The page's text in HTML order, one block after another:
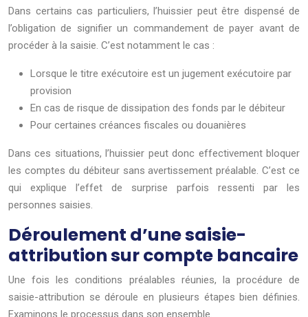
Dans certains cas particuliers, l’huissier peut être dispensé de
l’obligation de signifier un commandement de payer avant de
procéder à la saisie. C’est notamment le cas :
Lorsque le titre exécutoire est un jugement exécutoire par
provision
En cas de risque de dissipation des fonds par le débiteur
Pour certaines créances fiscales ou douanières
Dans ces situations, l’huissier peut donc effectivement bloquer
les comptes du débiteur sans avertissement préalable. C’est ce
qui explique l’effet de surprise parfois ressenti par les
personnes saisies.
Déroulement d’une saisie-
attribution sur compte bancaire
Une fois les conditions préalables réunies, la procédure de
saisie-attribution se déroule en plusieurs étapes bien définies.
Examinons le processus dans son ensemble.